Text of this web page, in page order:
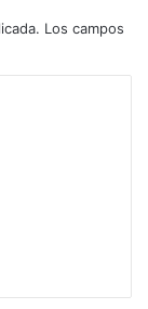
Los campos